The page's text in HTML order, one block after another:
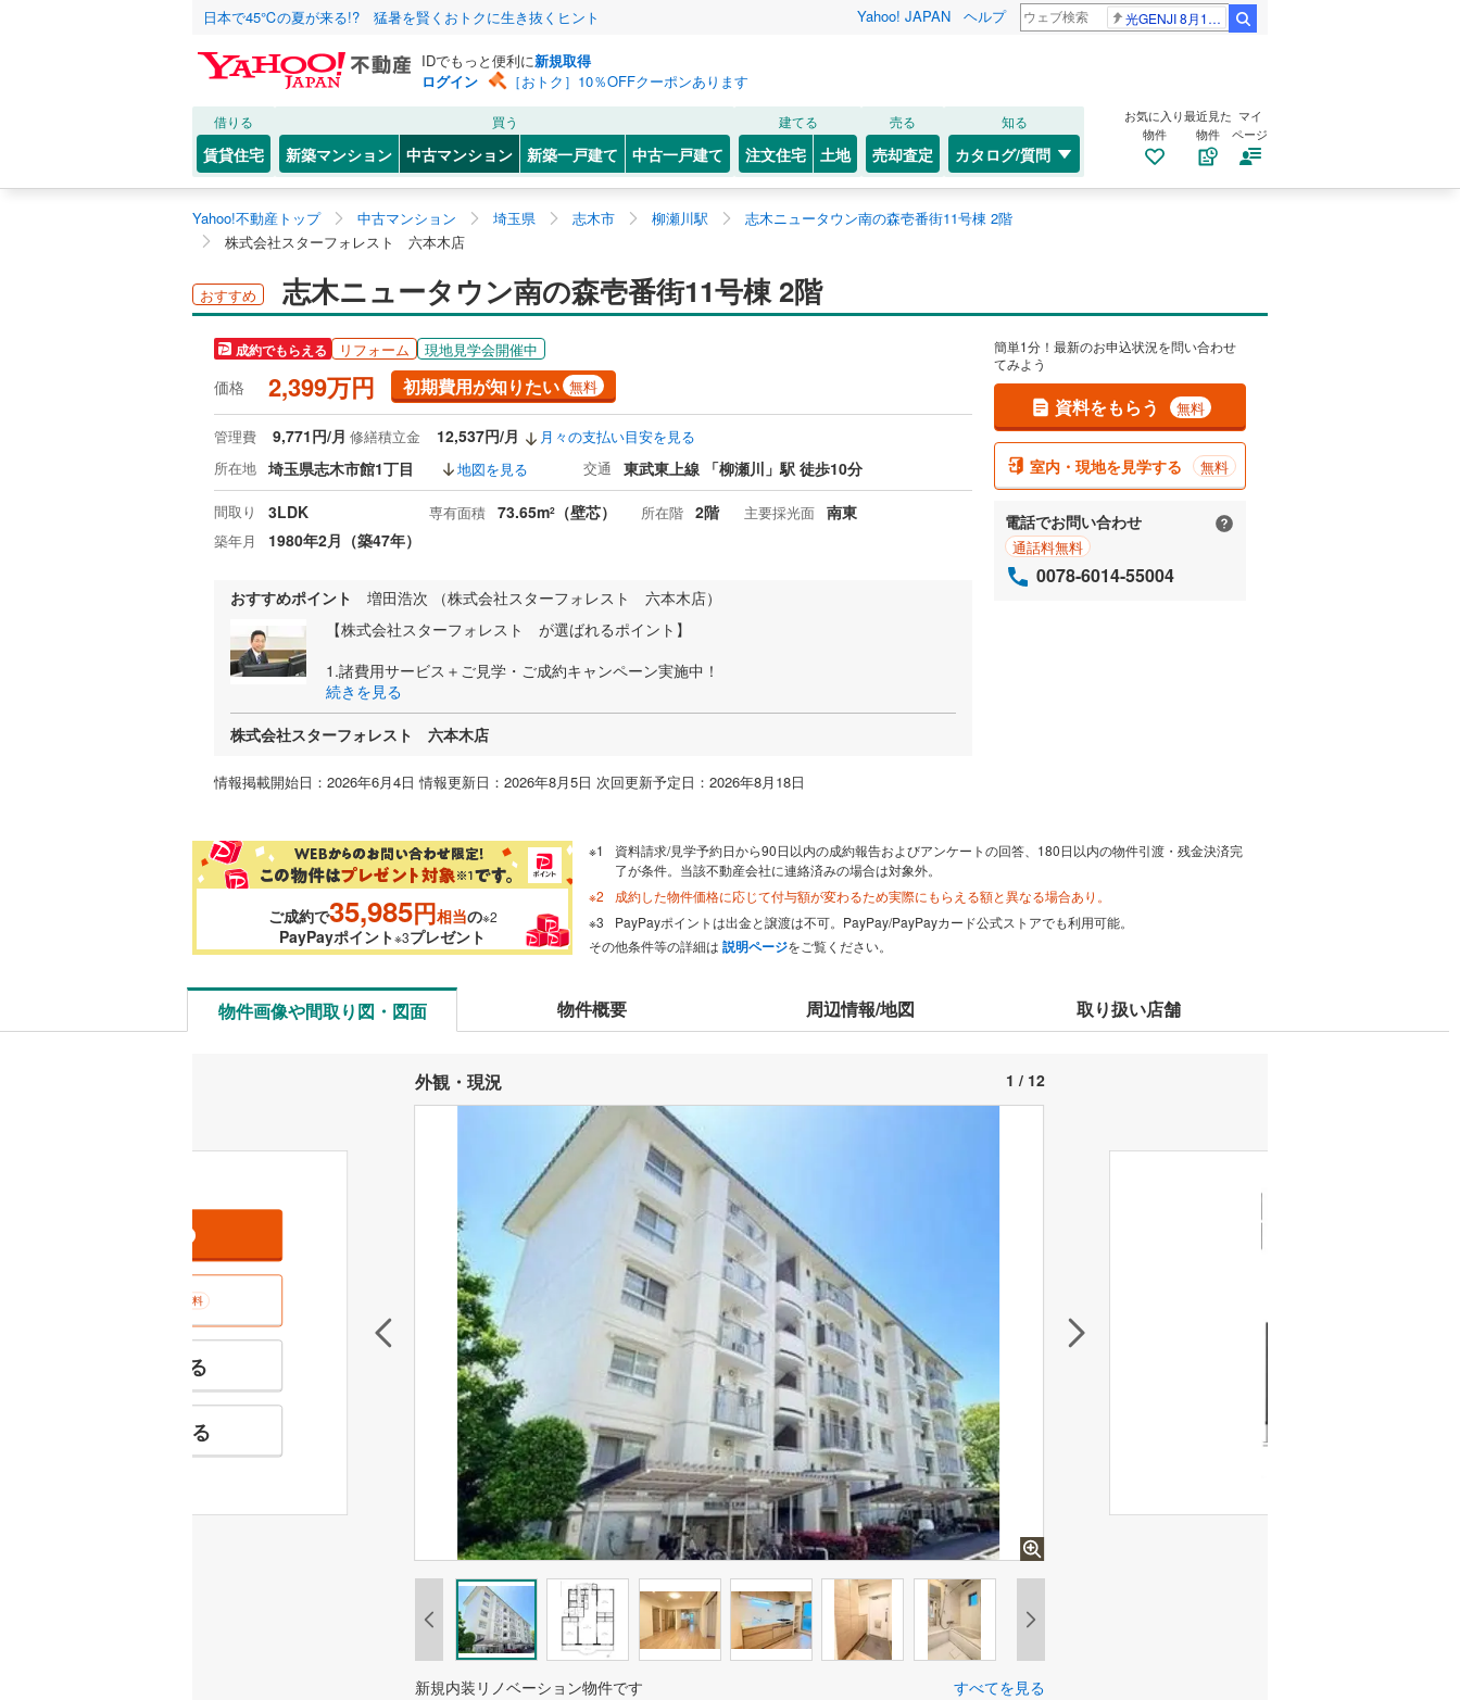
日本で45℃の夏が来る!? 猛暑を賢くおトクに生き抜くヒント Yahoo! JAPAN ヘルプ 光GENJI 8月19日
IDでもっと便利に新規取得
ログイン
［おトク］10％OFFクーポンあります
借りる
賃貸住宅
買う
新築マンション 中古マンション 新築一戸建て 中古一戸建て
建てる
注文住宅 土地
売る
売却査定
知る
カタログ/質問
お気に入り
物件
最近見た
物件
マイ
ページ
Yahoo!不動産トップ 中古マンション 埼玉県 志木市 柳瀬川駅
志木ニュータウン南の森壱番街11号棟 2階
株式会社スターフォレスト 六本木店
おすすめ 志木ニュータウン南の森壱番街11号棟 2階
成約でもらえる リフォーム 現地見学会開催中
価格 2,399万円 初期費用が知りたい 無料
管理費 9,771円/月 修繕積立金 12,537円/月
月々の支払い目安を見る
所在地 埼玉県志木市館1丁目 地図を見る 交通 東武東上線 「柳瀬川」駅 徒歩10分
間取り 3LDK 専有面積 73.65m2 （壁芯） 所在階 2階 主要採光面 南東
築年月 1980年2月（築47年）
おすすめポイント
増田浩次 （株式会社スターフォレスト 六本木店）
【株式会社スターフォレスト が選ばれるポイント】
1.諸費用サービス＋ご見学・ご成約キャンペーン実施中！
続きを見る
株式会社スターフォレスト 六本木店
情報掲載開始日：2026年6月4日 情報更新日：2026年8月5日 次回更新予定日：2026年8月18日
簡単1分！最新のお申込状況を問い合わせ
てみよう
資料をもらう 無料
室内・現地を見学する 無料
電話でお問い合わせ
通話料無料
0078-6014-55004
ご成約で35,985円相当の※2
PayPayポイント※3プレゼント
資料請求/見学予約日から90日以内の成約報告およびアンケートの回答、180日以内の物件引渡・残金決済完
了が条件。当該不動産会社に連絡済みの場合は対象外。
成約した物件価格に応じて付与額が変わるため実際にもらえる額と異なる場合あり。
PayPayポイントは出金と譲渡は不可。PayPay/PayPayカード公式ストアでも利用可能。
その他条件等の詳細は 説明ページをご覧ください。
物件画像や間取り図・図面 物件概要 周辺情報/地図 取り扱い店舗
外観・現況 1 / 12
無料
特徴の似た物件を見る
お気に入りに追加する
新規内装リノベーション物件です すべてを見る